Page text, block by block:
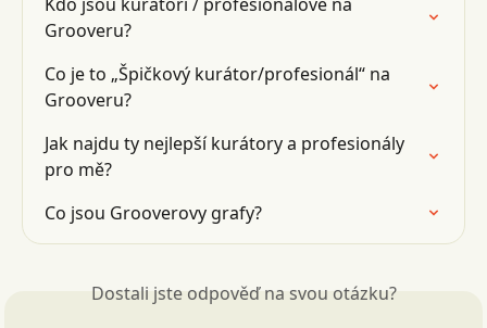
Kdo jsou kurátoři / profesionálové na
Grooveru?
Co je to „Špičkový kurátor/profesionál“ na
Grooveru?
Jak najdu ty nejlepší kurátory a profesionály
pro mě?
Co jsou Grooverovy grafy?
Dostali jste odpověď na svou otázku?